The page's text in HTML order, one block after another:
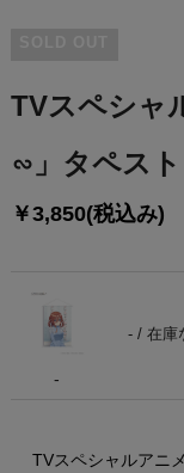
TVスペシャ
∽」タペス
￥3,850(税込み)
-
- /在庫
TVスペシャルアニ